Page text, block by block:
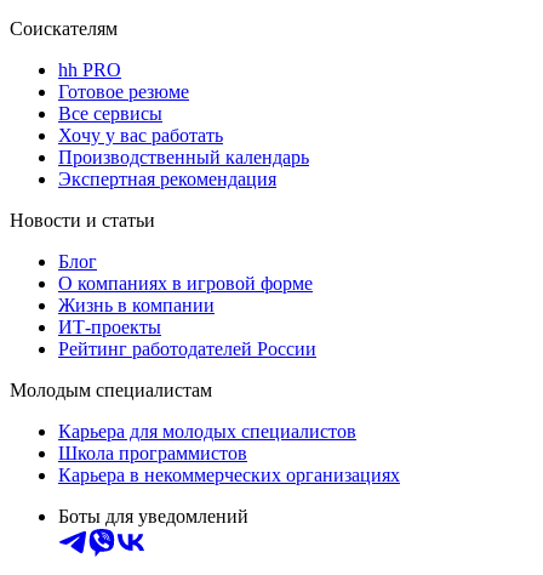
Соискателям
hh PRO
Готовое резюме
Все сервисы
Хочу у вас работать
Производственный календарь
Экспертная рекомендация
Новости и статьи
Блог
О компаниях в игровой форме
Жизнь в компании
ИТ-проекты
Рейтинг работодателей России
Молодым специалистам
Карьера для молодых специалистов
Школа программистов
Карьера в некоммерческих организациях
Боты для уведомлений